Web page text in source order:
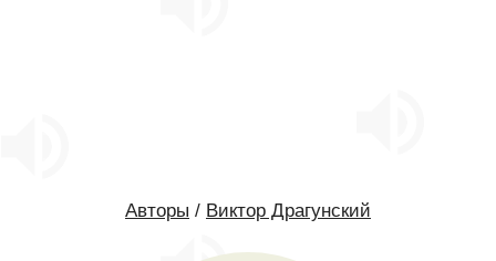
Авторы / Виктор Драгунский